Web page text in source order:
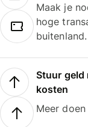
Maak je
hoge
buitenland.
Stuur geld
kosten
Meer